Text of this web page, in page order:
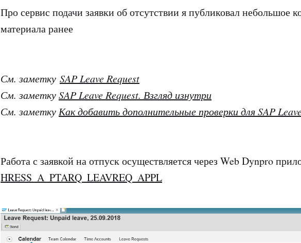
Про сервис подачи заявки об отсутствии я публиковал небольшое
материала ранее
См. заметку SAP Leave Request
См. заметкуSAP Leave Request. Взгляд изнутри
См. заметку Как добавить дополнительные проверки для SAP
Работа с заявкой на отпуск осуществляется через Web Dynpro
HRESS_A_PTARQ_LEAVREQ_APPL